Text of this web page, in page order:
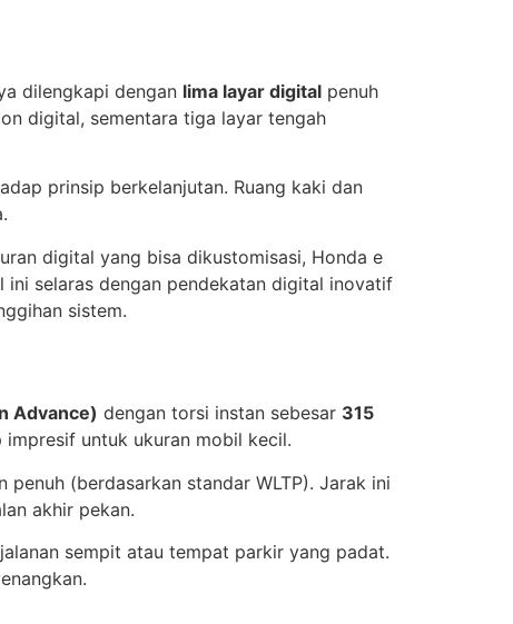
dilengkapi dengan lima layar digital penuh
digital, sementara tiga layar tengah
prinsip berkelanjutan. Ruang kaki dan
digital yang bisa dikustomisasi, Honda e
selaras dengan pendekatan digital inovatif
sistem.
Advance) dengan torsi instan sebesar 315
untuk ukuran mobil kecil.
penuh (berdasarkan standar WLTP). Jarak ini
akhir pekan.
sempit atau tempat parkir yang padat.